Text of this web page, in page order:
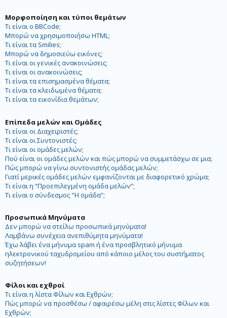
Μορφοποίηση και τύποι θεμάτων
Τι είναι ο BBCode;
Μπορώ να χρησιμοποιήσω HTML;
Τι είναι τα Smilies;
Μπορώ να δημοσιεύω εικόνες;
Τι είναι οι γενικές ανακοινώσεις;
Τι είναι οι ανακοινώσεις;
Τι είναι τα επισημασμένα θέματα;
Τι είναι τα κλειδωμένα θέματα;
Τι είναι τα εικονίδια θεμάτων;
Επίπεδα μελών και Ομάδες
Τι είναι οι Διαχειριστές;
Τι είναι οι Συντονιστές;
Τι είναι οι ομάδες μελών;
Πού είναι οι ομάδες μελών και πώς μπορώ να συμμετάσχω σε μια;
Πώς μπορώ να γίνω συντονιστής ομάδας μελών;
Γιατί μερικές ομάδες μελών εμφανίζονται με διαφορετικό χρώμα;
Τι είναι η “Προεπιλεγμένη ομάδα μελών”;
Τι είναι ο σύνδεσμος "Η ομάδα”;
Προσωπικά Μηνύματα
Δεν μπορώ να στείλω προσωπικά μηνύματα!
Λαμβάνω συνέχεια ανεπιθύμητα μηνύματα!
Έχω λάβει ένα μήνυμα spam ή ένα προσβλητικό μήνυμα
ηλεκτρονικού ταχυδρομείου από κάποιο μέλος του συστήματος
συζητήσεων!
Φίλοι και εχθροί
Τι είναι η λίστα Φίλων και Εχθρών;
Πώς μπορώ να προσθέσω / αφαιρέσω μέλη στις λίστες Φίλων και
Εχθρών;